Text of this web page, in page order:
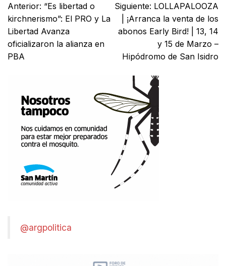
Anterior: “Es libertad o
kirchnerismo”: El PRO y La
Libertad Avanza
oficializaron la alianza en
PBA
Siguiente: LOLLAPALOOZA
| ¡Arranca la venta de los
abonos Early Bird! | 13, 14
y 15 de Marzo –
Hipódromo de San Isidro
@argpolitica